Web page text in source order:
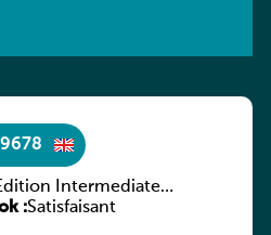
Intermediate
key
:Satisfaisant